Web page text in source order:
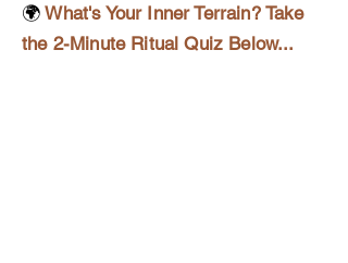
🌍 What's Your Inner Terrain? Take
the 2-Minute Ritual Quiz Below...